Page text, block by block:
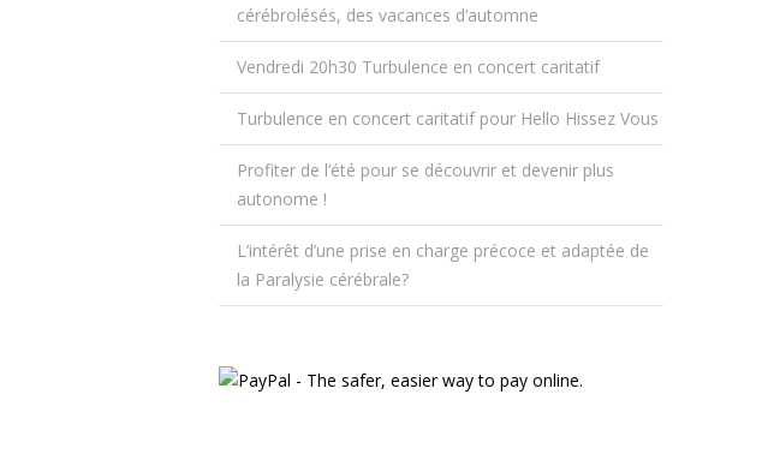
cérébrolésés, des vacances d’automne
Vendredi 20h30 Turbulence en concert caritatif
Turbulence en concert caritatif pour Hello Hissez Vous
Profiter de l’été pour se découvrir et devenir plus
autonome !
L’intérêt d’une prise en charge précoce et adaptée de
la Paralysie cérébrale?